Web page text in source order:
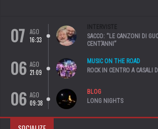
07
AGO
16:33
INTERVISTE
SACCO: “LE CANZONI DI
CENT’ANNI”
06 AGO
21:09
MUSIC ON THE ROAD
ROCK IN CENTRO A CASALI
06 AGO
09:38
BLOG
LONG NIGHTS